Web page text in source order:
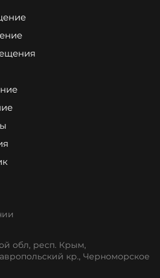
обл, респ. Крым,
кр., Черноморское